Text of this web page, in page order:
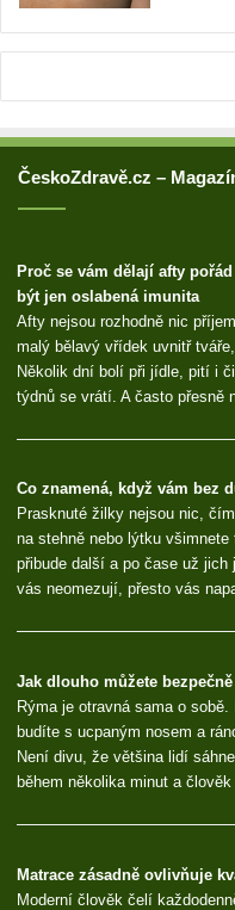
s
u
ČeskoZdravě.cz –
Proč se vám dělají afty
být jen oslabená imunita
Afty nejsou rozhodně nic
malý bělavý vřídek uvnitř
Několik dní bolí při jídle, pití i
týdnů se vrátí. A často
Co znamená, když vám bez
Prasknuté žilky nejsou nic,
na stehně nebo lýtku
přibude další a po čase už
vás neomezují, přesto vás
Jak dlouho můžete
Rýma je otravná sama o
budíte s ucpaným nosem a
Není divu, že většina lidí
během několika minut a
Matrace zásadně ovlivňuje
Moderní člověk čelí